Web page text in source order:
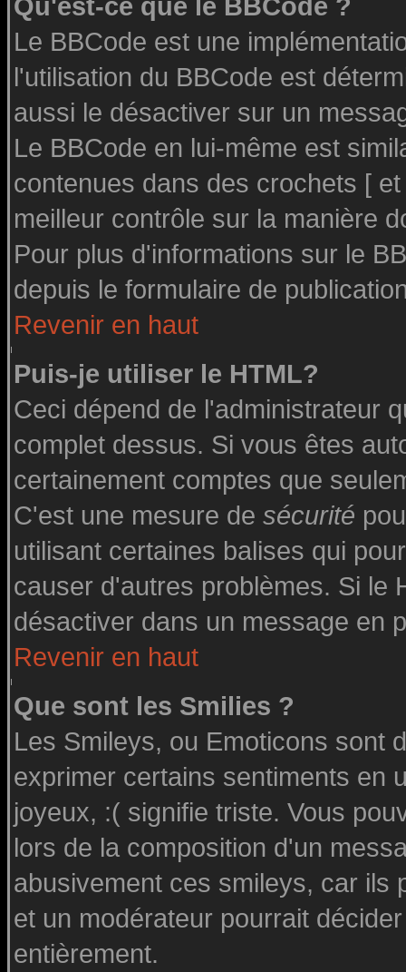
Qu'est-ce que le BBCode ?
Le BBCode est une
l'utilisation du BBCode est
aussi le désactiver sur un
Le BBCode en lui-même est
contenues dans des crochets [
meilleur contrôle sur la manière
Pour plus d'informations sur le
depuis le formulaire de
Revenir en haut
Puis-je utiliser le HTML?
Ceci dépend de l'administrateur
complet dessus. Si vous êtes
certainement comptes que
C'est une mesure de sécurité
utilisant certaines balises qui
causer d'autres problèmes. Si le
désactiver dans un message en
Revenir en haut
Que sont les Smilies ?
Les Smileys, ou Emoticons sont
exprimer certains sentiments en
joyeux, :( signifie triste. Vous
lors de la composition d'un
abusivement ces smileys, car ils
et un modérateur pourrait
entièrement.